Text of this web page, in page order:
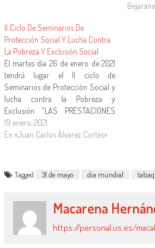
II Ciclo De Seminarios De
Protección Social Y Lucha Contra
La Pobreza Y Exclusión Social
El martes día 26 de enero de 2021
tendrá lugar el II ciclo de
Seminarios de Protección Social y
lucha contra la Pobreza y
Exclusión "LAS PRESTACIONES
NO CONTRIBUTIVAS DE LA
SEGURIDAD SOCIAL" El programa
SEGURIDAD SOCIAL: Hora: 17:00
D. Miguel…
19 enero, 2021
En «Juan Carlos Álvarez Cortés»
Tagged 31 de mayo dia mundial
Macarena
https://personal.us.es/